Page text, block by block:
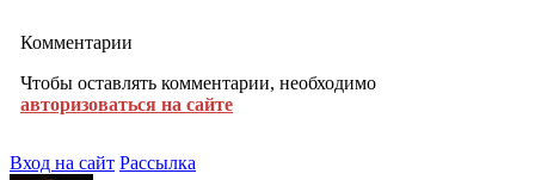
Комментарии
Чтобы оставлять комментарии, необходимо
авторизоваться на сайте
Вход на сайт Рассылка